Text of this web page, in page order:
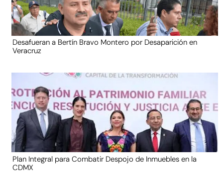
Desafueran a Bertín Bravo Montero por Desaparición en
Veracruz
Plan Integral para Combatir Despojo de Inmuebles en la
CDMX